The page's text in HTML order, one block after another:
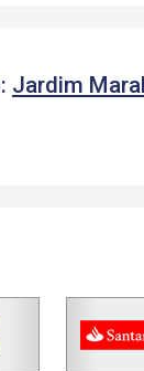
Jardim